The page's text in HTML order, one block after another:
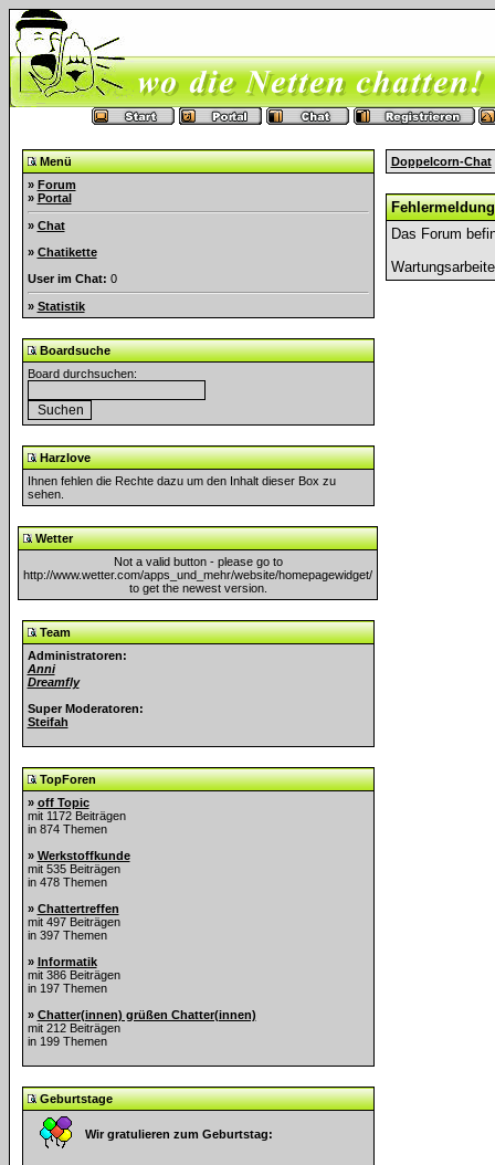
Menü
» Forum
» Portal
» Chat
» Chatikette
User im Chat: 0
» Statistik
Boardsuche
Board durchsuchen:
Harzlove
Ihnen fehlen die Rechte dazu um den Inhalt dieser Box zu
sehen.
Wetter
Not a valid button - please go to
http://www.wetter.com/apps_und_mehr/website/homepagewidget/
to get the newest version.
Team
Administratoren:
Anni
Dreamfly
Super Moderatoren:
Steifah
TopForen
» off Topic
mit 1172 Beiträgen
in 874 Themen
» Werkstoffkunde
mit 535 Beiträgen
in 478 Themen
» Chattertreffen
mit 497 Beiträgen
in 397 Themen
» Informatik
mit 386 Beiträgen
in 197 Themen
» Chatter(innen) grüßen Chatter(innen)
mit 212 Beiträgen
in 199 Themen
Geburtstage
Wir gratulieren zum Geburtstag:
Doppelcorn-Chat
Fehlermeldung
Das Forum